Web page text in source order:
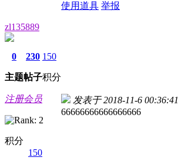
使用道具 举报
zl135889
0
主题
230
帖子
150
积分
注册会员
积分
150
发表于 2018-11-6 00:36:41
66666666666666666